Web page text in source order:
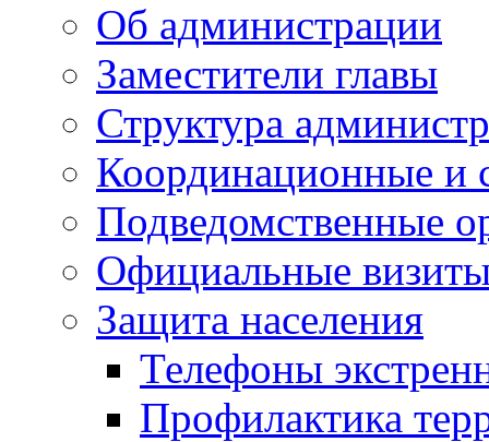
Об администрации
Заместители главы
Структура
Координационные и
Подведомственные
Официальные
Защита населения
Телефоны
Профилактика